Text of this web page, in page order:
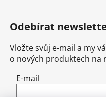
Odebírat
Vložte svůj e-mail a my
o nových produktech na
E-mail